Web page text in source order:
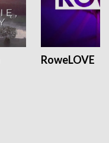
RoweLOVE